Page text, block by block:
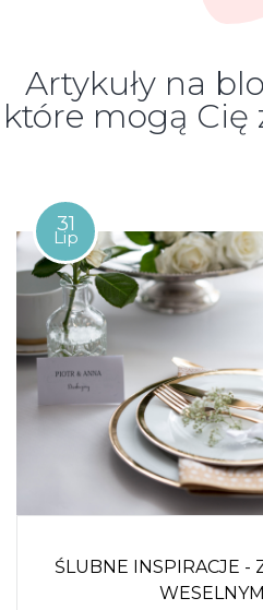
Artykuły na
które mogą Cię
31
Lip
ŚLUBNE INSPIRACJE -